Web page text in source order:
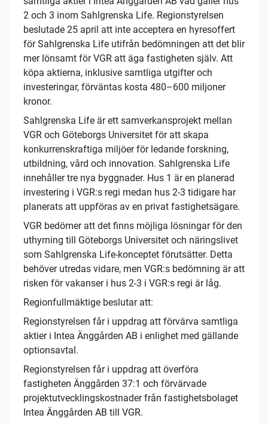
2 och 3 inom Sahlgrenska Life. Regionstyrelsen
beslutade 25 april att inte acceptera en hyresoffert
för Sahlgrenska Life utifrån bedömningen att det blir
mer lönsamt för VGR att äga fastigheten själv. Att
köpa aktierna, inklusive samtliga utgifter och
investeringar, förväntas kosta 480–600 miljoner
kronor.
Sahlgrenska Life är ett samverkansprojekt mellan
VGR och Göteborgs Universitet för att skapa
konkurrenskraftiga miljöer för ledande forskning,
utbildning, vård och innovation. Sahlgrenska Life
innehåller tre nya byggnader. Hus 1 är en planerad
investering i VGR:s regi medan hus 2-3 tidigare har
planerats att uppföras av en privat fastighetsägare.
VGR bedömer att det finns möjliga lösningar för den
uthyrning till Göteborgs Universitet och näringslivet
som Sahlgrenska Life-konceptet förutsätter. Detta
behöver utredas vidare, men VGR:s bedömning är att
risken för vakanser i hus 2-3 i VGR:s regi är låg.
Regionfullmäktige beslutar att:
Regionstyrelsen får i uppdrag att förvärva samtliga
aktier i Intea Änggården AB i enlighet med gällande
optionsavtal.
Regionstyrelsen får i uppdrag att överföra
fastigheten Änggården 37:1 och förvärvade
projektutvecklingskostnader från fastighetsbolaget
Intea Änggården AB till VGR.